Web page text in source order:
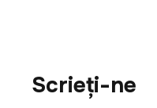
Scrieți-ne